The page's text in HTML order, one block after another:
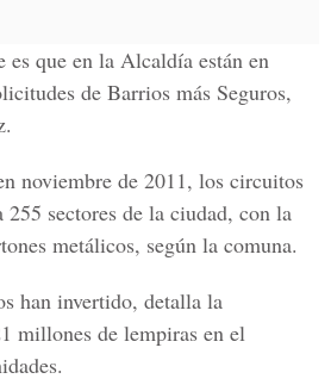
que en la Alcaldía están en
de Barrios más Seguros,
noviembre de 2011, los circuitos
255 sectores de la ciudad, con la
metálicos, según la comuna.
han invertido, detalla la
millones de lempiras en el